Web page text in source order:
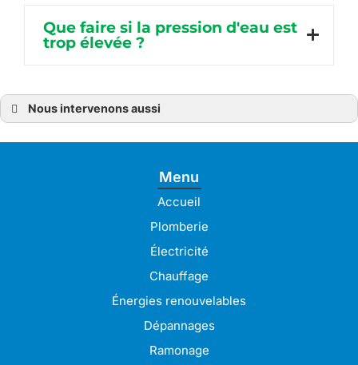
Que faire si la pression d'eau est
trop élevée ?
Nous intervenons aussi
Plombier à Binic-Étables-sur-Mer
Menu
Accueil
Plomberie
Électricité
Chauffage
Énergies renouvelables
Dépannages
Ramonage